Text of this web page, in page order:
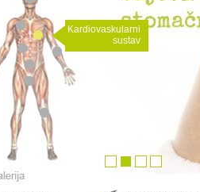
Kardiovaskularni
sustav